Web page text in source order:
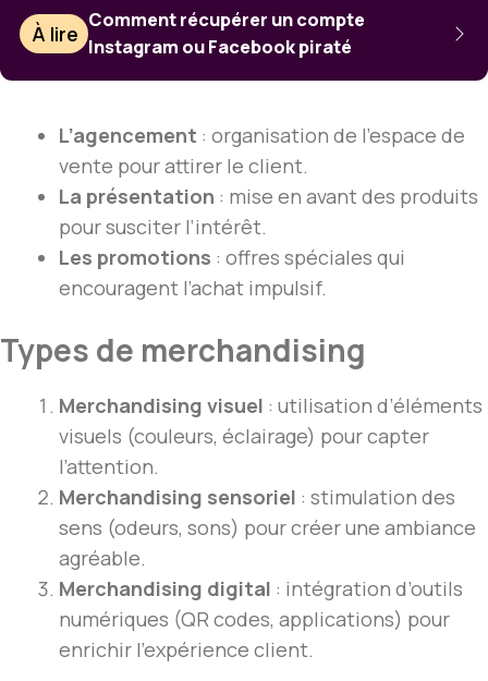
À lire
Comment récupérer un compte
Instagram ou Facebook piraté
L’agencement : organisation de l’espace de
vente pour attirer le client.
La présentation : mise en avant des produits
pour susciter l’intérêt.
Les promotions : offres spéciales qui
encouragent l’achat impulsif.
Types de merchandising
Merchandising visuel : utilisation d’éléments
visuels (couleurs, éclairage) pour capter
l’attention.
Merchandising sensoriel : stimulation des
sens (odeurs, sons) pour créer une ambiance
agréable.
Merchandising digital : intégration d’outils
numériques (QR codes, applications) pour
enrichir l’expérience client.